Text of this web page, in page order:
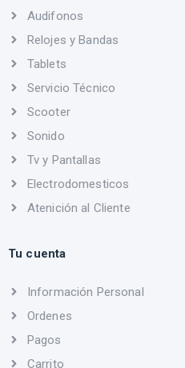
Audifonos
Relojes y Bandas
Tablets
Servicio Técnico
Scooter
Sonido
Tv y Pantallas
Electrodomesticos
Atenición al Cliente
Tu cuenta
Información Personal
Ordenes
Pagos
Carrito